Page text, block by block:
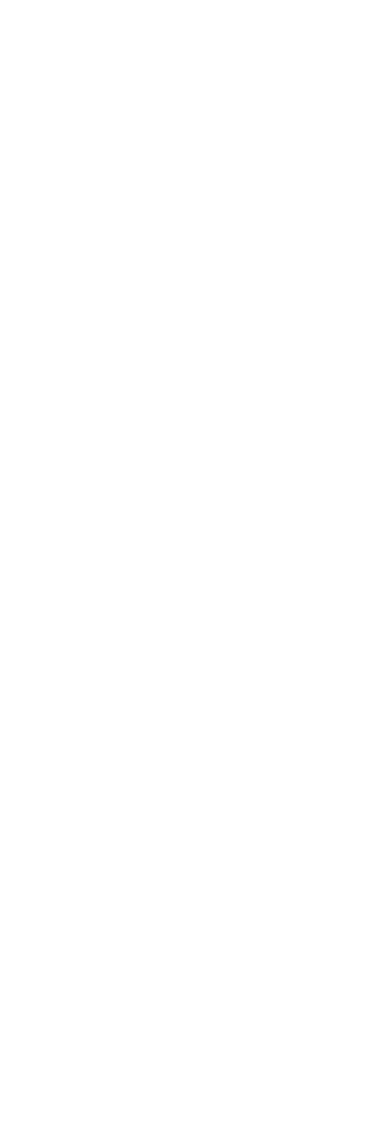
ンサルティング営業】転居異動無/正当評価/フォロー体制充実
催Webセミナー】大東建託の営業職を徹底解剖！応募意思/経験不問
営業／未経験歓迎】ギネス世界記録認定の業界大手で挑む注文住宅営業／北海道、青森県、岩手県
催Webセミナー】大東建託の営業職を徹底解剖！応募意思/経験不問